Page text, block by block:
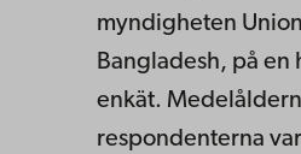
myndigheten
Bangladesh, på en
enkät.
respondenterna